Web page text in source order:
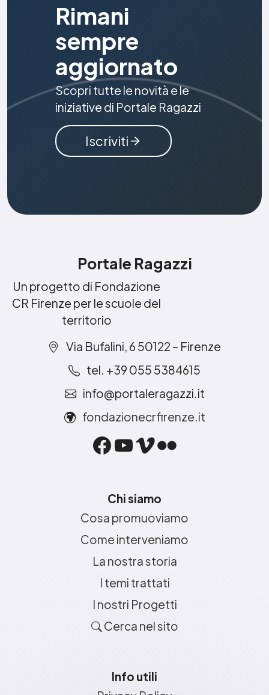
Rimani
sempre
aggiornato
Scopri tutte le novità e le
iniziative di Portale Ragazzi
Iscriviti
Portale Ragazzi
Un progetto di Fondazione
CR Firenze per le scuole del
territorio
Via Bufalini, 6 50122 – Firenze
tel. +39 055 5384615
info@portaleragazzi.it
fondazionecrfirenze.it
Facebook
YouTube
Vimeo
Flickr
Chi siamo
Cosa promuoviamo
Come interveniamo
La nostra storia
I temi trattati
I nostri Progetti
Cerca nel sito
Info utili